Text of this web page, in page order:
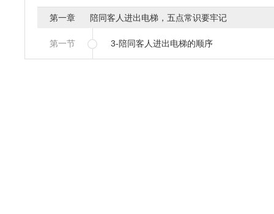
第一章 陪同客人进出电梯，五点常识要牢记
第一节 3-陪同客人进出电梯的顺序